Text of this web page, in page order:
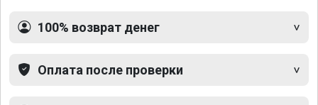
100% возврат денег
Оплата после проверки